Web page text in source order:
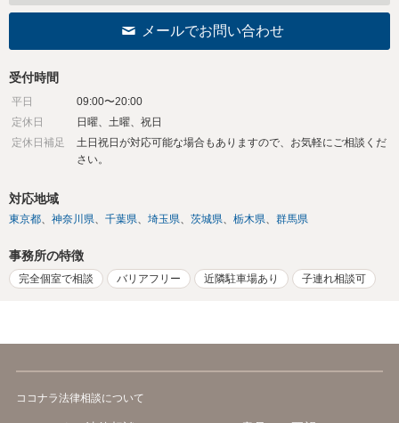
メールでお問い合わせ
受付時間
平日
09:00〜20:00
定休日
日曜、土曜、祝日
定休日補足
土日祝日が対応可能な場合もありますので、お気軽にご相談くだ
さい。
対応地域
東京都 神奈川県 千葉県 埼玉県 茨城県 栃木県 群馬県
事務所の特徴
完全個室で相談 バリアフリー 近隣駐車場あり 子連れ相談可
ココナラ法律相談について